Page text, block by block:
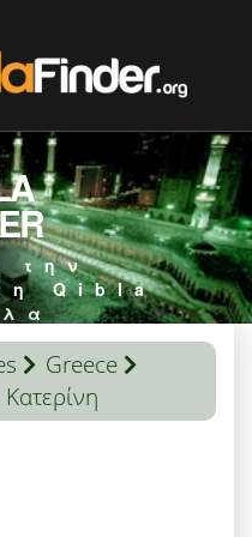
την
Qibla
Greece
Κατερίνη